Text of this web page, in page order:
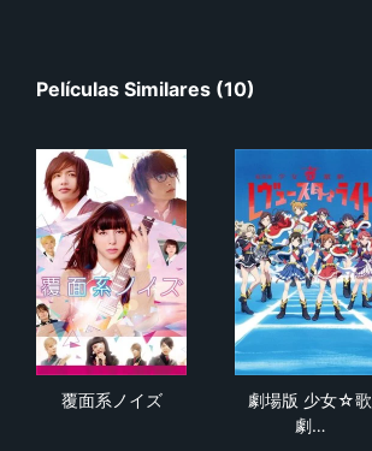
Películas Similares (10)
覆面系ノイズ
劇場版 少女☆歌
劇…